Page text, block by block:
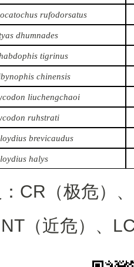
rufodorsatus
dhumnades
tigrinus
chinensis
liuchengchaoi
ruhstrati
brevicaudus
halys
CR（极危）
（近危）、